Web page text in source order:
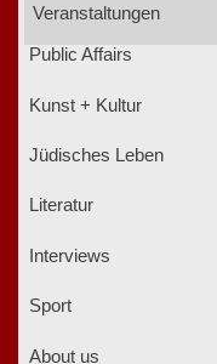
Veranstaltungen
Public Affairs
Kunst + Kultur
Jüdisches Leben
Literatur
Interviews
Sport
About us